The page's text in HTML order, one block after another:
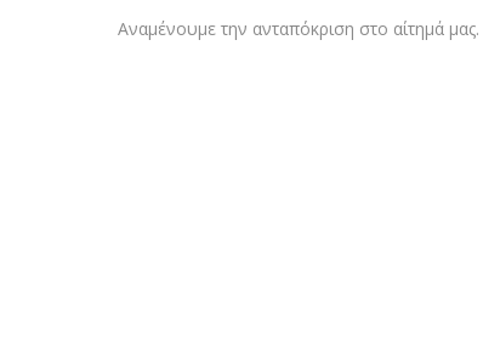
Αναμένουμε την ανταπόκριση στο αίτημά μας.